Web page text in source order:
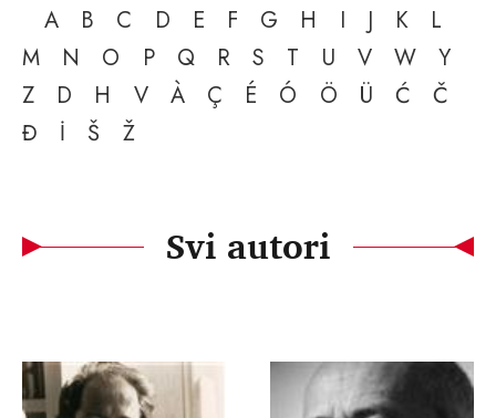
A B C D E F G H I J K
L
M
N O P Q R S T U V W
Y
Z
D H V À Ç É Ó Ö Ü Ć
Č
Đ
İ Š Ž
Svi autori